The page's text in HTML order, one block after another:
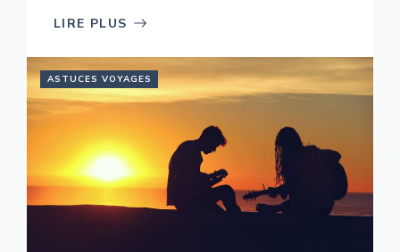
LIRE PLUS
ASTUCES VOYAGES